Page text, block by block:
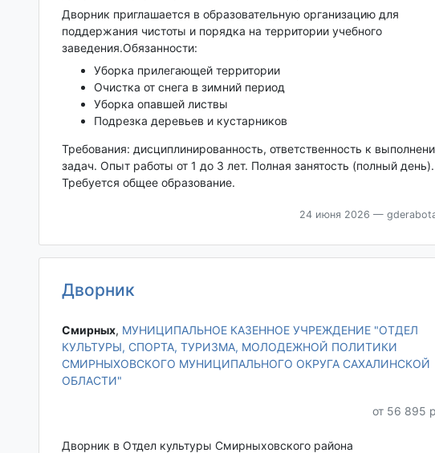
Дворник приглашается в образовательную организацию для
поддержания чистоты и порядка на территории учебного
заведения.Обязанности:
Уборка прилегающей территории
Очистка от снега в зимний период
Уборка опавшей листвы
Подрезка деревьев и кустарников
Требования: дисциплинированность, ответственность к
задач. Опыт работы от 1 до 3 лет. Полная занятость (полный день).
Требуется общее образование.
24 июня 2026 —
Дворник
Смирных‎, МУНИЦИПАЛЬНОЕ КАЗЕННОЕ УЧРЕЖДЕНИЕ "ОТДЕЛ
КУЛЬТУРЫ, СПОРТА, ТУРИЗМА, МОЛОДЕЖНОЙ ПОЛИТИКИ
СМИРНЫХОВСКОГО МУНИЦИПАЛЬНОГО ОКРУГА САХАЛИНСКОЙ
ОБЛАСТИ"
от 56 895
Дворник в Отдел культуры Смирныховского района